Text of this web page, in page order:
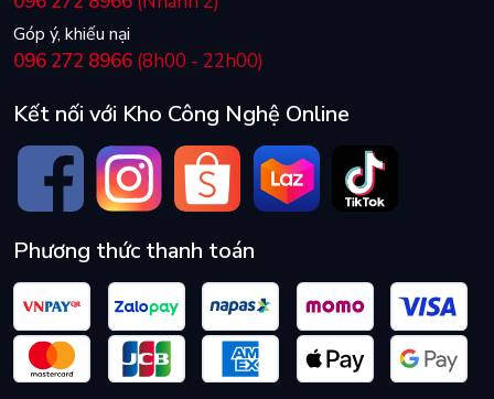
Góp ý, khiếu nại
096 272 8966 (8h00 - 22h00)
Kết nối với Kho Công Nghệ Online
Phương thức thanh toán